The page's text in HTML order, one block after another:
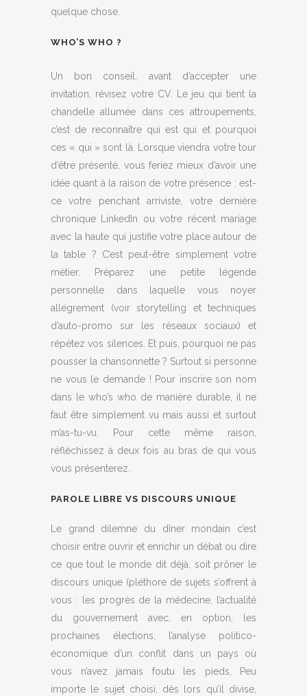
quelque chose.
WHO’S WHO ?
Un bon conseil, avant d’accepter une
invitation, révisez votre CV. Le jeu qui tient la
chandelle allumée dans ces attroupements,
c’est de reconnaître qui est qui et pourquoi
ces « qui » sont là. Lorsque viendra votre tour
d’être présenté, vous feriez mieux d’avoir une
idée quant à la raison de votre présence : est-
ce votre penchant arriviste, votre dernière
chronique LinkedIn ou votre récent mariage
avec la haute qui justifie votre place autour de
la table ? C’est peut-être simplement votre
métier. Préparez une petite légende
personnelle dans laquelle vous noyer
allégrement (voir storytelling et techniques
d’auto-promo sur les réseaux sociaux) et
répétez vos silences. Et puis, pourquoi ne pas
pousser la chansonnette ? Surtout si personne
ne vous le demande ! Pour inscrire son nom
dans le who’s who de manière durable, il ne
faut être simplement vu mais aussi et surtout
m’as-tu-vu. Pour cette même raison,
réfléchissez à deux fois au bras de qui vous
vous présenterez.
PAROLE LIBRE VS DISCOURS UNIQUE
Le grand dilemne du dîner mondain c’est
choisir entre ouvrir et enrichir un débat ou dire
ce que tout le monde dit déjà, soit prôner le
discours unique (pléthore de sujets s’offrent à
vous : les progrès de la médecine, l’actualité
du gouvernement avec, en option, les
prochaines élections, l’analyse politico-
économique d’un conflit dans un pays où
vous n’avez jamais foutu les pieds, Peu
importe le sujet choisi, dès lors qu’il divise,